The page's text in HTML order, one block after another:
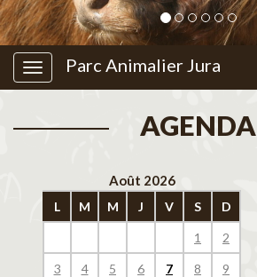
Parc Animalier Jura
AGENDA
Août 2026
L M M J V S D
1 2
3 4 5 6 7 8 9